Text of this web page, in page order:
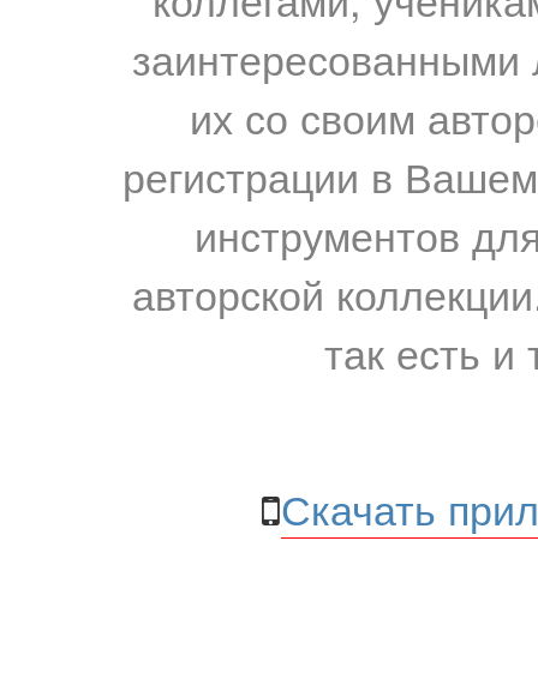
их со своим
регистрации в
инструментов
авторской
так есть и
Скачать